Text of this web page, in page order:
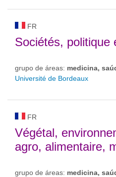
FR
Sociétés, politique
grupo de áreas: medicina,
Université de Bordeaux
FR
Végétal,
agro, alimentaire,
grupo de áreas: medicina,